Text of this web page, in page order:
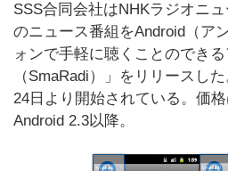
SSS合同会社はNHKラジオニ
のニュース番組をAndroid（ア
ォンで手軽に聴くことのでき
（SmaRadi）」をリリースし
24日より開始されている。価
Android 2.3以降。